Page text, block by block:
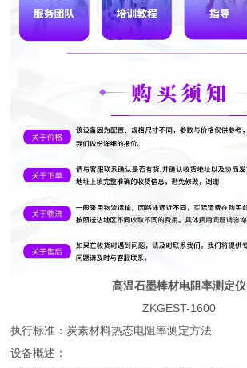
高温石墨棒材电阻率测定仪
ZKGEST-1600
执行标准：炭素材料热态电阻率测定方法
设备概述：